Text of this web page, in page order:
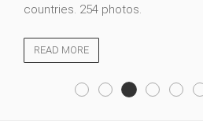
photos.
READ MORE